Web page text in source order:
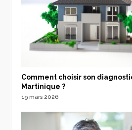
Comment choisir son
Martinique ?
19 mars 2026